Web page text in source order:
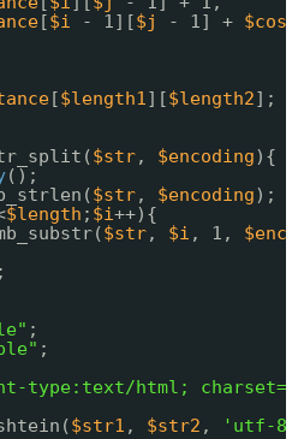
[$i - 1][$j - 1] + $cost
[$length1][$length2];
$str, $encoding){
();
$str, $encoding);
$length ; $i++){
$str, $i , 1,
;
;
;
type:text/html;
$str1 , $str2 , 'utf-8'